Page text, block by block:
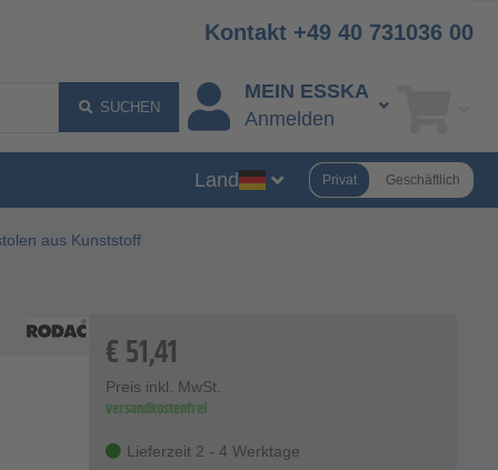
Kontakt +49 40 731036 00
SUCHEN
MEIN ESSKA
Anmelden
Land Privat Geschäftlich
aus Kunststoff
€51,41
Preis inkl. MwSt.
versandkostenfrei
Lieferzeit 2 - 4 Werktage